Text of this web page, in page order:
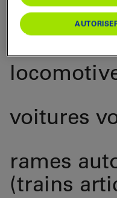
véhicules
voitures
rames
(trains